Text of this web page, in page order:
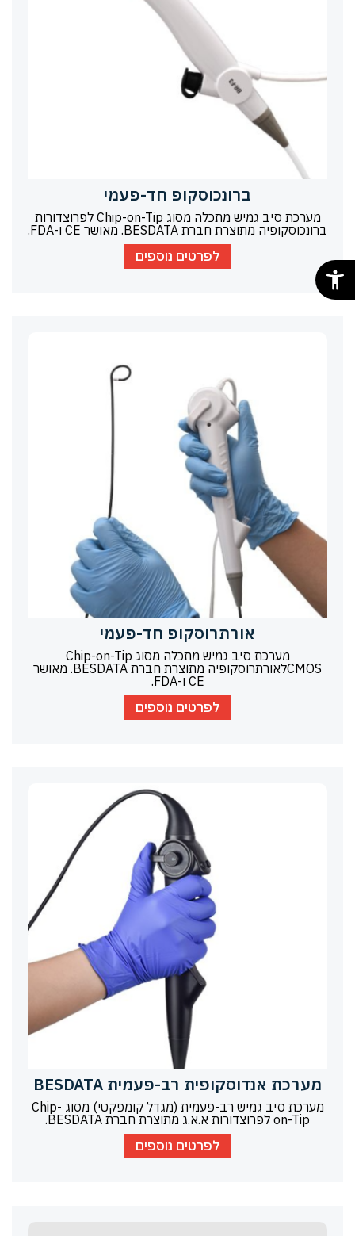
ברונכוסקופ חד-פעמי
מערכת סיב גמיש מתכלה מסוג Chip-on-Tip לפרוצדורות
ברונכוסקופיה מתוצרת חברת BESDATA. מאושר CE ו-FDA.
לפרטים נוספים
אורתרוסקופ חד-פעמי
מערכת סיב גמיש מתכלה מסוג Chip-on-Tip
CMOSלאורתרוסקופיה מתוצרת חברת BESDATA. מאושר
CE ו-FDA.
לפרטים נוספים
מערכת אנדוסקופית רב-פעמית BESDATA
מערכת סיב גמיש רב-פעמית (מגדל קומפקטי) מסוג Chip-
on-Tip לפרוצדורות א.א.ג מתוצרת חברת BESDATA.
לפרטים נוספים